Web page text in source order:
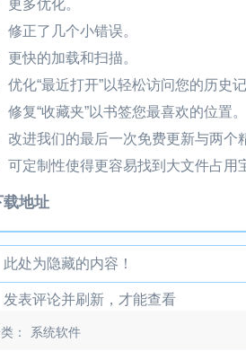
更多优化。
修正了几个小错误。
更快的加载和扫描。
优化“最近打开”以轻松访问您的历史
修复“收藏夹”以书签您最喜欢的位置。
改进我们的最后一次免费更新与两个
可定制性使得更容易找到大文件占用
载地址
此处为隐藏的内容！
发表评论并刷新，才能查看
： 系统软件